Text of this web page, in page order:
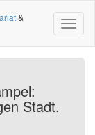
&
Stadt.